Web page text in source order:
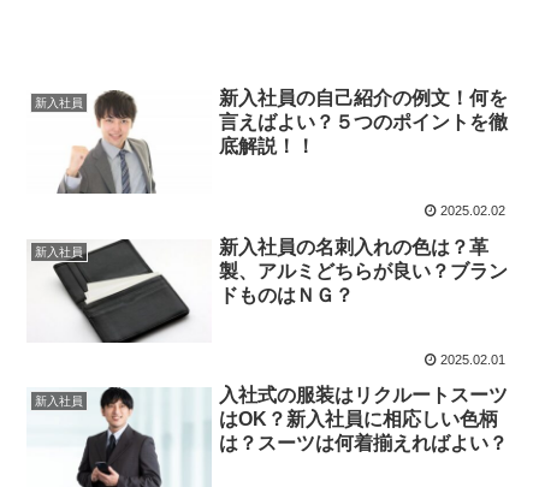
新入社員
新入社員の自己紹介の例文！何を
言えばよい？５つのポイントを徹
底解説！！
2025.02.02
新入社員
新入社員の名刺入れの色は？革
製、アルミどちらが良い？ブラン
ドものはＮＧ？
2025.02.01
新入社員
入社式の服装はリクルートスーツ
はOK？新入社員に相応しい色柄
は？スーツは何着揃えればよい？